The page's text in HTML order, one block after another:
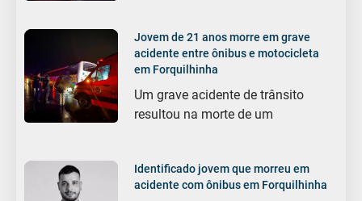
Jovem de 21 anos morre em grave
acidente entre ônibus e motocicleta
em Forquilhinha
Um grave acidente de trânsito
resultou na morte de um
Identificado jovem que morreu em
acidente com ônibus em Forquilhinha